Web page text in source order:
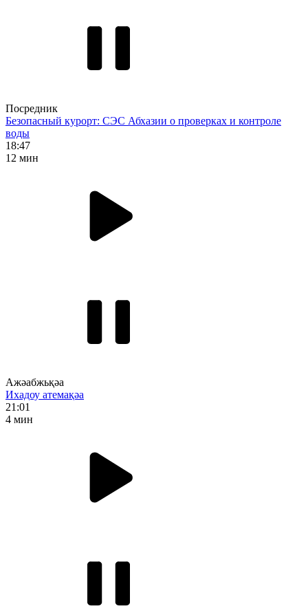
Посредник
Безопасный курорт: СЭС Абхазии о проверках и контроле
воды
18:47
12 мин
Ажәабжьқәа
Ихадоу атемақәа
21:01
4 мин